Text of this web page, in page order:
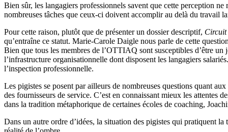
Bien sûr, les langagiers professionnels savent que cette perception
nombreuses tâches que ceux-ci doivent accomplir au delà du travail
Pour cette raison, plutôt que de présenter un dossier descriptif, Circuit
qu’entraîne ce statut. Marie-Carole Daigle nous parle de cette
Bien que tous les membres de l’OTTIAQ sont susceptibles d’être
l’infrastructure organisationnelle dont disposent les langagiers
l’inspection professionnelle.
Les pigistes se posent par ailleurs de nombreuses questions quant
des fournisseurs de service. C’est en connaissant mieux les attentes
dans la tradition métaphorique de certaines écoles de coaching,
Dans un autre ordre d’idées, la situation des pigistes qui pratiquent